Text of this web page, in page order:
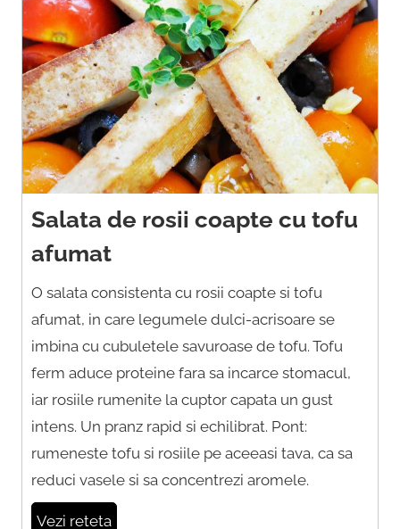
Salata de rosii coapte cu tofu
afumat
O salata consistenta cu rosii coapte si tofu
afumat, in care legumele dulci-acrisoare se
imbina cu cubuletele savuroase de tofu. Tofu
ferm aduce proteine fara sa incarce stomacul,
iar rosiile rumenite la cuptor capata un gust
intens. Un pranz rapid si echilibrat. Pont:
rumeneste tofu si rosiile pe aceeasi tava, ca sa
reduci vasele si sa concentrezi aromele.
Vezi reteta